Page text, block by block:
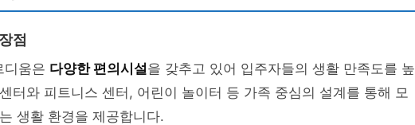
점
디움은 다양한 편의시설을 갖추고 있어 입주자들의 생활 만족도를 높
터와 피트니스 센터, 어린이 놀이터 등 가족 중심의 설계를 통해 모
생활 환경을 제공합니다.